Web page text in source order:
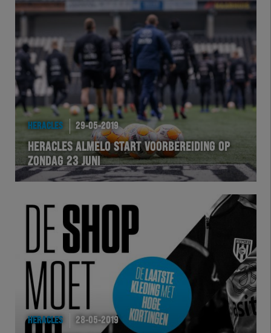
HERTEL
Natuurgras
Wedstrijd
Heracles
BusinessClub
Foundation
Team Zwart Wit
Futsal
eSports
HERACLES 29-05-2019
HERACLES ALMELO START VOORBEREIDING OP
ZONDAG 23 JUNI
HERACLES 28-05-2019